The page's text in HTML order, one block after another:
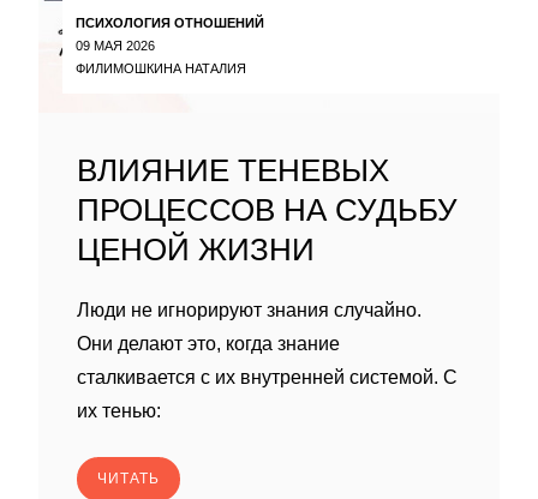
ПСИХОЛОГИЯ ОТНОШЕНИЙ
09 МАЯ 2026
ФИЛИМОШКИНА НАТАЛИЯ
ВЛИЯНИЕ ТЕНЕВЫХ
ПРОЦЕССОВ НА СУДЬБУ
ЦЕНОЙ ЖИЗНИ
Люди не игнорируют знания случайно.
Они делают это, когда знание
сталкивается с их внутренней системой. С
их тенью:
ЧИТАТЬ